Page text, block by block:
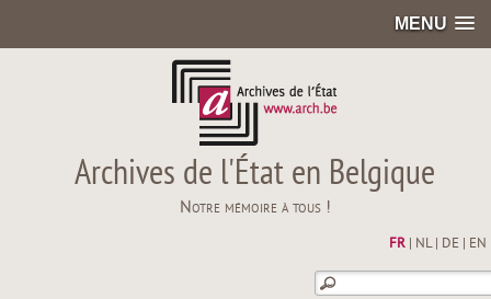
MENU
Archives de l'État en Belgique
Notre mémoire à tous !
FR| NL| DE EN